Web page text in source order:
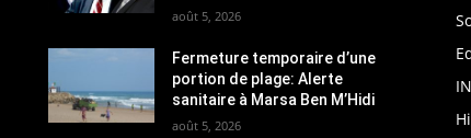
août 5, 2026
Fermeture temporaire d’une
portion de plage: Alerte
sanitaire à Marsa Ben M’Hidi
août 5, 2026